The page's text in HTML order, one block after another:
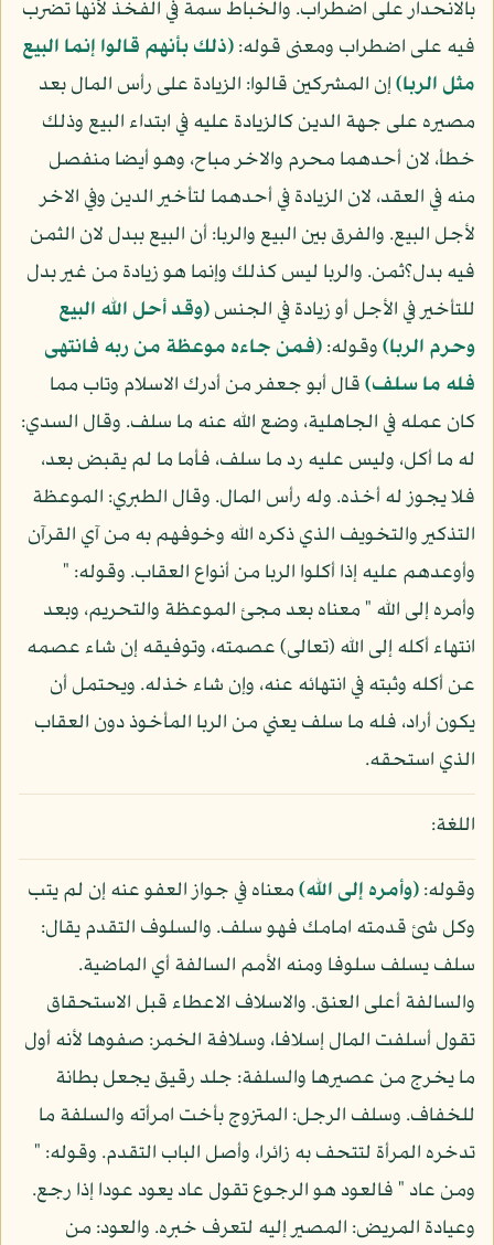
بالانحدار على اضطراب. والخباط سمة في الفخذ لأنها تضرب
فيه على اضطراب ومعنى قوله:(ذلك بأنهم قالوا إنما البيع
مثل الربا)إن المشركين قالوا: الزيادة على رأس المال بعد
مصيره على جهة الدين كالزيادة عليه في ابتداء البيع وذلك
خطأ، لان أحدهما محرم والاخر مباح، وهو أيضا منفصل
منه في العقد، لان الزيادة في أحدهما لتأخير الدين وفي الاخر
لأجل البيع. والفرق بين البيع والربا: أن البيع ببدل لان الثمن
فيه بدل؟ثمن. والربا ليس كذلك وإنما هو زيادة من غير بدل
للتأخير في الأجل أو زيادة في الجنس(وقد أحل الله البيع
وحرم الربا)وقوله:(فمن جاءه موعظة من ربه فانتهى
فله ما سلف)قال أبو جعفر من أدرك الاسلام وتاب مما
كان عمله في الجاهلية، وضع الله عنه ما سلف. وقال السدي:
له ما أكل، وليس عليه رد ما سلف، فأما ما لم يقبض بعد،
فلا يجوز له أخذه. وله رأس المال. وقال الطبري: الموعظة
التذكير والتخويف الذي ذكره الله وخوفهم به من آي القرآن
وأوعدهم عليه إذا أكلوا الربا من أنواع العقاب. وقوله: "
وأمره إلى الله " معناه بعد مجئ الموعظة والتحريم، وبعد
انتهاء أكله إلى الله (تعالى) عصمته، وتوفيقه إن شاء عصمه
عن أكله وثبته في انتهائه عنه، وإن شاء خذله. ويحتمل أن
يكون أراد، فله ما سلف يعني من الربا المأخوذ دون العقاب
الذي استحقه.
اللغة:
وقوله:(وأمره إلى الله)معناه في جواز العفو عنه إن لم يتب
وكل شئ قدمته امامك فهو سلف. والسلوف التقدم يقال:
سلف يسلف سلوفا ومنه الأمم السالفة أي الماضية.
والسالفة أعلى العنق. والاسلاف الاعطاء قبل الاستحقاق
تقول أسلفت المال إسلافا، وسلافة الخمر: صفوها لأنه أول
ما يخرج من عصيرها والسلفة: جلد رقيق يجعل بطانة
للخفاف. وسلف الرجل: المتزوج بأخت امرأته والسلفة ما
تدخره المرأة لتتحف به زائرا، وأصل الباب التقدم. وقوله: "
ومن عاد " فالعود هو الرجوع تقول عاد يعود عودا إذا رجع.
وعيادة المريض: المصير إليه لتعرف خبره. والعود: من